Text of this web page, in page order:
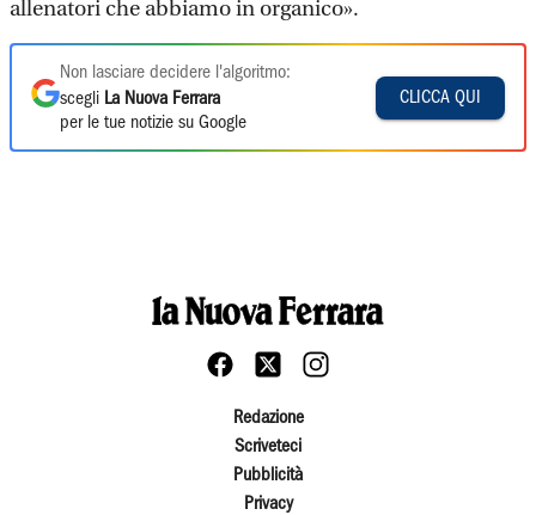
allenatori che abbiamo in organico».
Non lasciare decidere l'algoritmo:
scegli La Nuova Ferrara
per le tue notizie su Google
CLICCA QUI
Redazione
Scriveteci
Pubblicità
Privacy